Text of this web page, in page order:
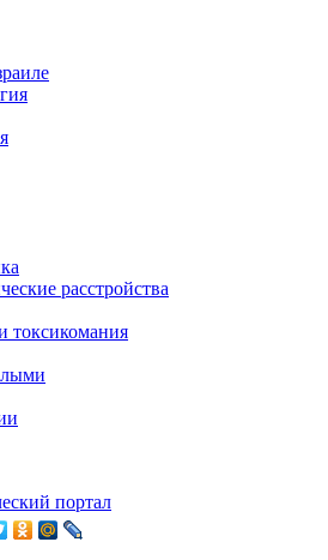
расстройства
токсикомания
портал